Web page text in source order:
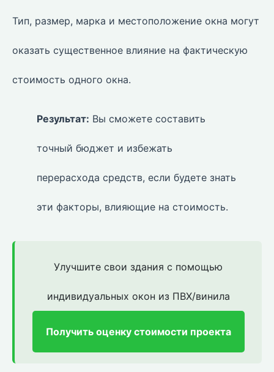
Тип, размер, марка и местоположение окна могут
оказать существенное влияние на фактическую
стоимость одного окна.
Результат: Вы сможете составить
точный бюджет и избежать
перерасхода средств, если будете знать
эти факторы, влияющие на стоимость.
Улучшите свои здания с помощью
индивидуальных окон из ПВХ/винила
Получить оценку стоимости проекта